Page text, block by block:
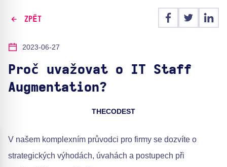
ZPĚT
2023-06-27
Proč uvažovat o IT Staff
Augmentation?
THECODEST
V našem komplexním průvodci pro firmy se dozvíte o
strategických výhodách, úvahách a postupech při